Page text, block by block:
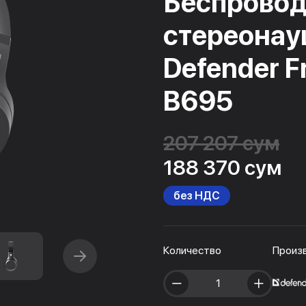
Defender
B695
207 207 сум
188 370 сум
без НДС
Количество